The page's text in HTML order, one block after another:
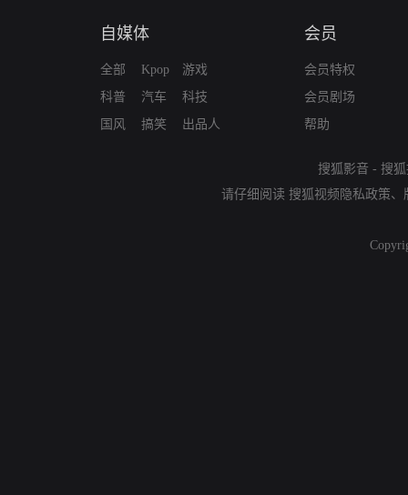
自媒体
全部
科普
国风
Kpop
汽车
搞笑
游戏
科技
出品人
会员
会员特权
会员剧场
帮助
搜狐影音 - 搜
请仔细阅读 搜狐视频隐私政策、